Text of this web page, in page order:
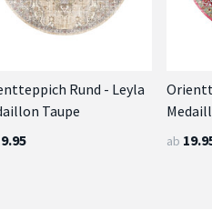
Rund - Leyla
Taupe
ab